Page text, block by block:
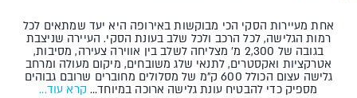
אחת מעיירות הסקי הכי מבוקשות באירופה היא יעד שמתאים לכל
רמות הגלישה, לכל הרכב ולכל שלב בעונת הסקי. העיירה שניצבת
בגובה של 2,300 מ' מצליחה לשלב בין אווירה צעירה, מסיבות,
אטרקציות ואקסטרים, לתנאי שלג משובחים, מיקום מעולה ומרחב
גלישה עצום הכולל 600 ק"מ של מסלולים מחוברים שרובם גבוהים
מספיק כדי להבטיח עונת גלישה ארוכה במיוחד… קרא עוד...